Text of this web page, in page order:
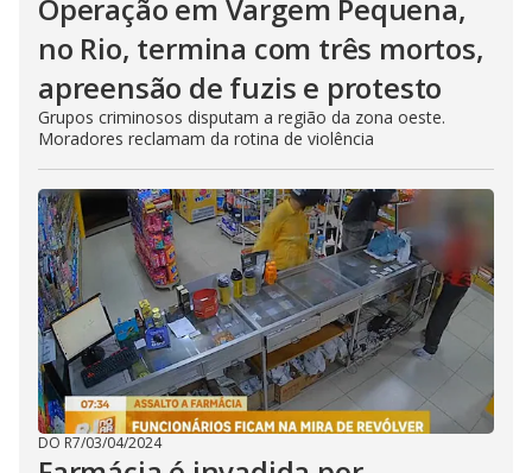
Operação em Vargem Pequena,
no Rio, termina com três mortos,
apreensão de fuzis e protesto
Grupos criminosos disputam a região da zona oeste.
Moradores reclamam da rotina de violência
DO R7/03/04/2024